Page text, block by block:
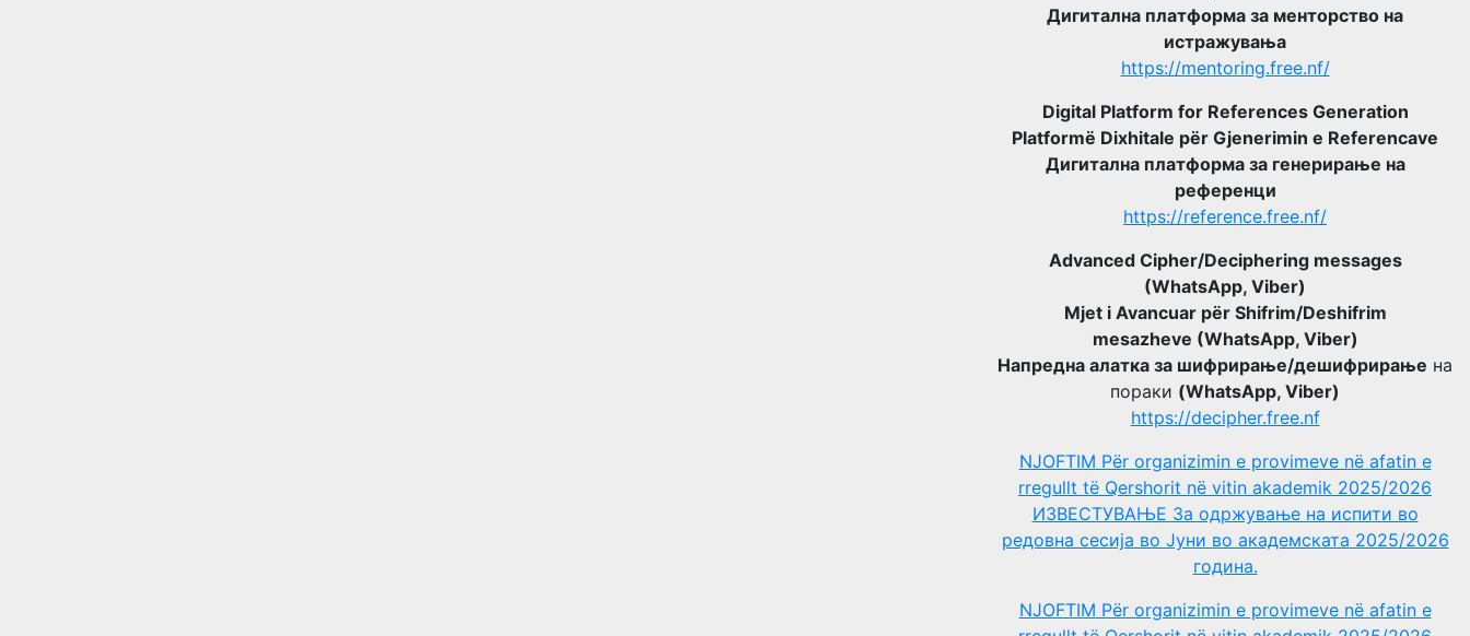
Дигитална платформа за менторство на
истражувања
https://mentoring.free.nf/
Digital Platform for References Generation
Platformë Dixhitale për Gjenerimin e Referencave
Дигитална платформа за генерирање на
референци
https://reference.free.nf/
Advanced Cipher/Deciphering messages
(WhatsApp, Viber)
Mjet i Avancuar për Shifrim/Deshifrim
mesazheve (WhatsApp, Viber)
Напредна алатка за шифрирање/дешифрирање на
пораки (WhatsApp, Viber)
https://decipher.free.nf
NJOFTIM Për organizimin e provimeve në afatin e
rregullt të Qershorit në vitin akademik 2025/2026
ИЗВЕСТУВАЊЕ За одржување на испити во
редовна сесија во Јуни во академската 2025/2026
година.
NJOFTIM Për organizimin e provimeve në afatin e